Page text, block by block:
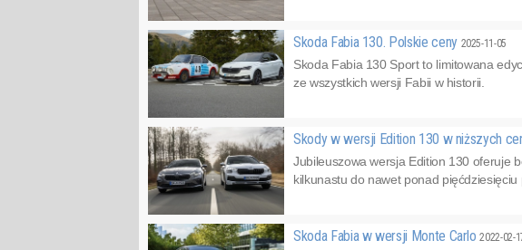
Skoda Fabia 130. Polskie ceny 2025-11-05
Skoda Fabia 130 Sport to limitowana
ze wszystkich wersji Fabii w historii.
Skody w wersji Edition 130 w niższych
Jubileuszowa wersja Edition 130 oferuje
kilkunastu do nawet ponad
Skoda Fabia w wersji Monte Carlo2022-02-